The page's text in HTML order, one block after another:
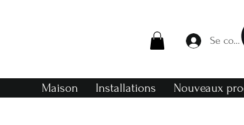
Se
Maison Installations Nouveaux